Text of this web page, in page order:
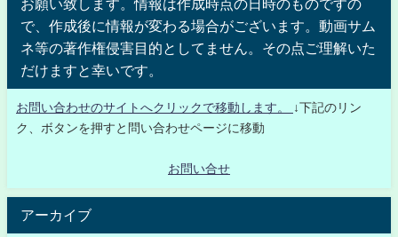
お願い致します。情報は作成時点の日時のものですの
で、作成後に情報が変わる場合がございます。動画サム
ネ等の著作権侵害目的としてません。その点ご理解いた
だけますと幸いです。
お問い合わせのサイトへクリックで移動します。
↓下記のリン
ク、ボタンを押すと問い合わせページに移動
お問い合せ
アーカイブ